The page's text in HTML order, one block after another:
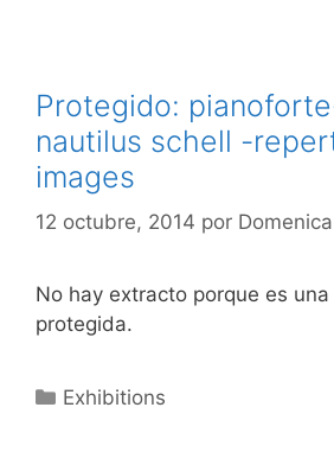
Protegido:
nautilus schell -
images
12 octubre, 2014 por Domenica
No hay extracto porque es
protegida.
Categorías
Exhibitions